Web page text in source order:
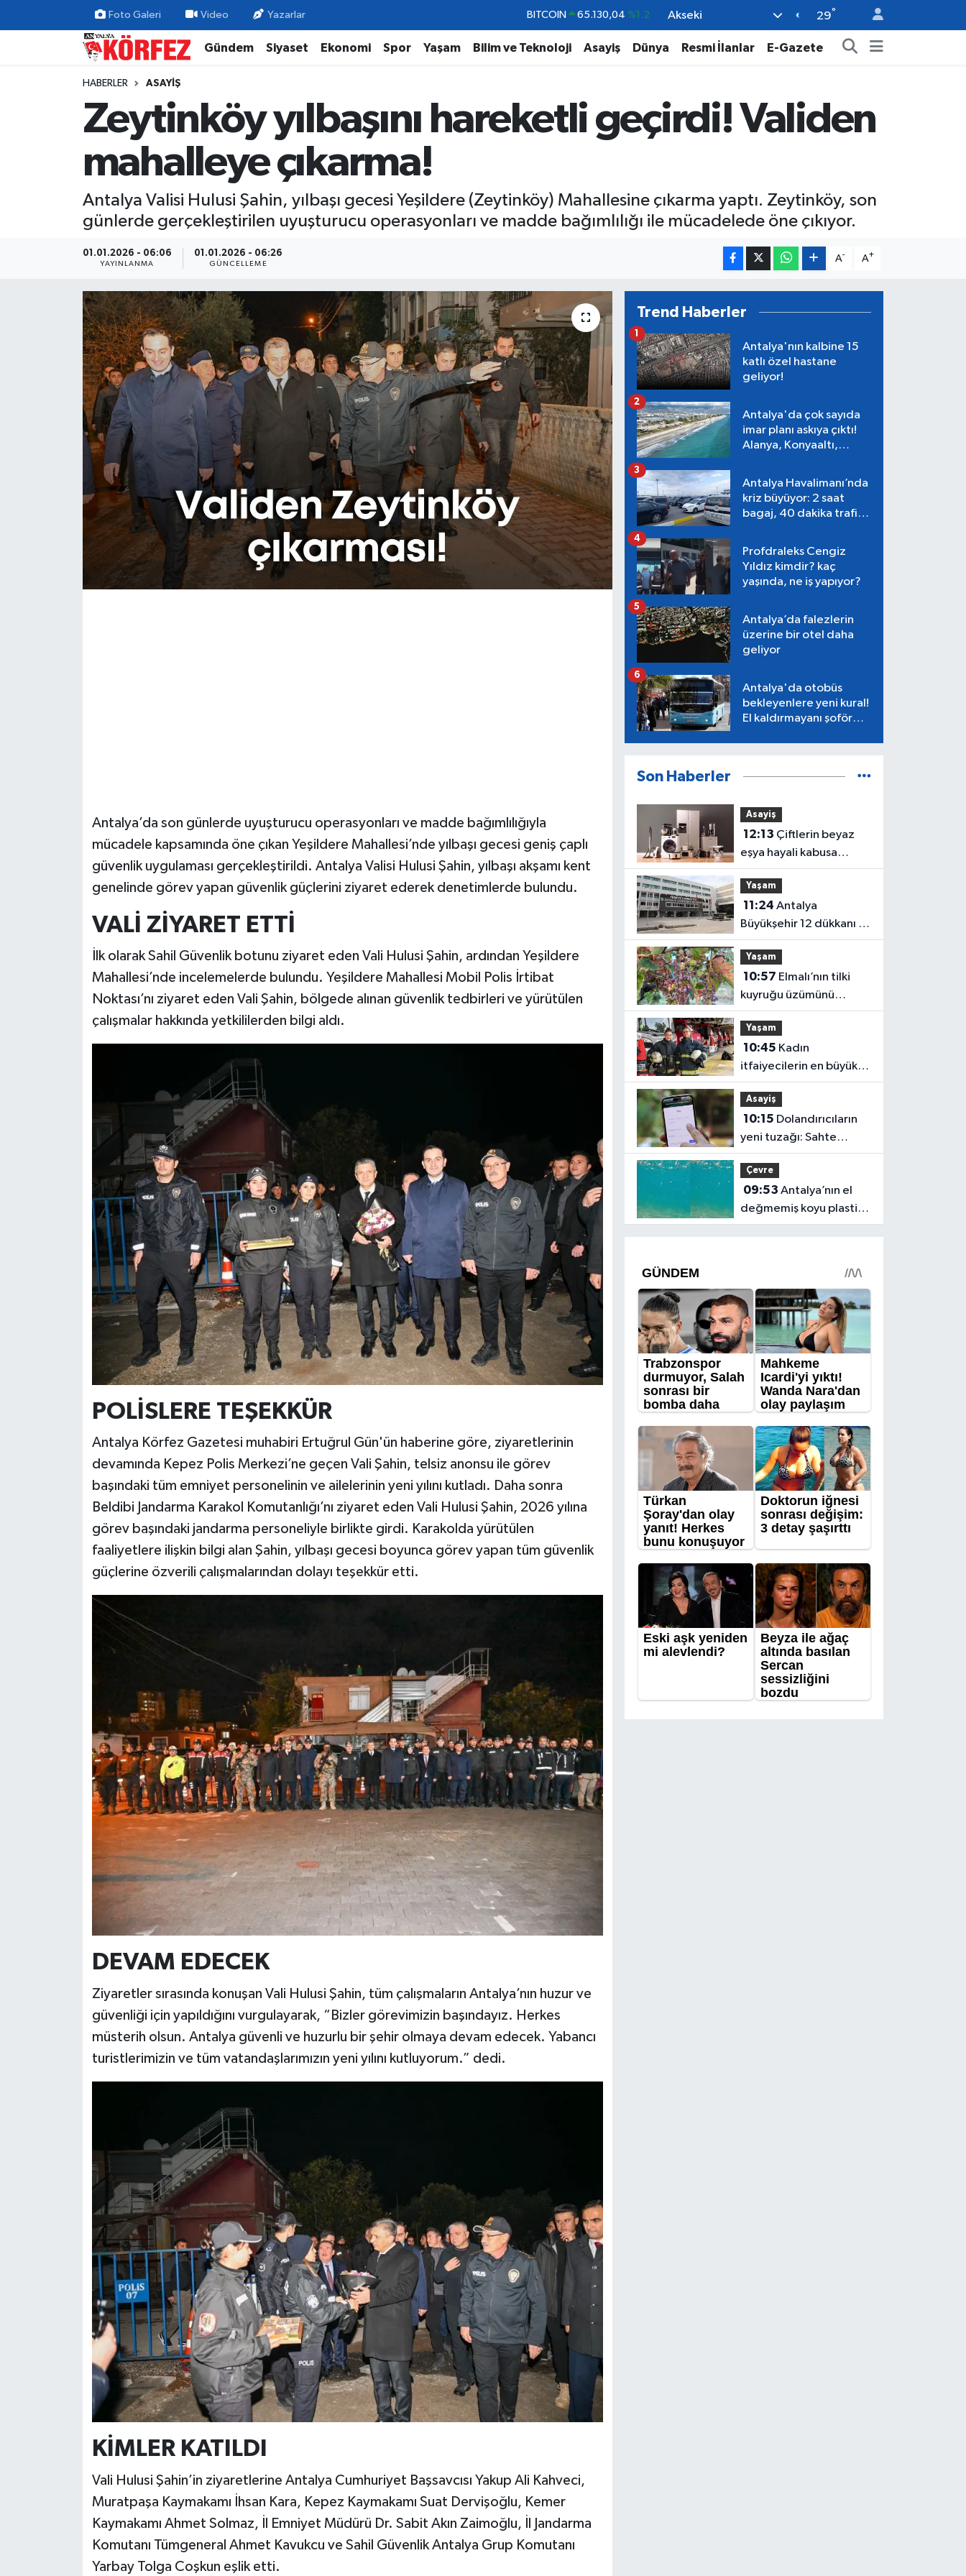
Foto Galeri Video Yazarlar DOLAR 47,7106 %0.17
EURO 55,1652 %0.27
BİST100 13.773 %-19
Akseki 29°
Gündem Siyaset Ekonomi Spor Yaşam Bilim ve Teknoloji Asayiş Dünya Resmi İlanlar E-Gazete
HABERLER ASAYIŞ
Zeytinköy yılbaşını hareketli geçirdi! Validen
mahalleye çıkarma!
Antalya Valisi Hulusi Şahin, yılbaşı gecesi Yeşildere (Zeytinköy) Mahallesine çıkarma yaptı. Zeytinköy, son
günlerde gerçekleştirilen uyuşturucu operasyonları ve madde bağımlılığı ile mücadelede öne çıkıyor.
01.01.2026 - 06:06
YAYINLANMA
01.01.2026 - 06:26
GÜNCELLEME
A- A+
Antalya’da son günlerde uyuşturucu operasyonları ve madde bağımlılığıyla
mücadele kapsamında öne çıkan Yeşildere Mahallesi’nde yılbaşı gecesi geniş çaplı
güvenlik uygulaması gerçekleştirildi. Antalya Valisi Hulusi Şahin, yılbaşı akşamı kent
genelinde görev yapan güvenlik güçlerini ziyaret ederek denetimlerde bulundu.
VALİ ZİYARET ETTİ
İlk olarak Sahil Güvenlik botunu ziyaret eden Vali Hulusi Şahin, ardından Yeşildere
Mahallesi’nde incelemelerde bulundu. Yeşildere Mahallesi Mobil Polis İrtibat
Noktası’nı ziyaret eden Vali Şahin, bölgede alınan güvenlik tedbirleri ve yürütülen
çalışmalar hakkında yetkililerden bilgi aldı.
POLİSLERE TEŞEKKÜR
Antalya Körfez Gazetesi muhabiri Ertuğrul Gün'ün haberine göre, ziyaretlerinin
devamında Kepez Polis Merkezi’ne geçen Vali Şahin, telsiz anonsu ile görev
başındaki tüm emniyet personelinin ve ailelerinin yeni yılını kutladı. Daha sonra
Beldibi Jandarma Karakol Komutanlığı’nı ziyaret eden Vali Hulusi Şahin, 2026 yılına
görev başındaki jandarma personeliyle birlikte girdi. Karakolda yürütülen
faaliyetlere ilişkin bilgi alan Şahin, yılbaşı gecesi boyunca görev yapan tüm güvenlik
güçlerine özverili çalışmalarından dolayı teşekkür etti.
DEVAM EDECEK
Ziyaretler sırasında konuşan Vali Hulusi Şahin, tüm çalışmaların Antalya’nın huzur ve
güvenliği için yapıldığını vurgulayarak, “Bizler görevimizin başındayız. Herkes
müsterih olsun. Antalya güvenli ve huzurlu bir şehir olmaya devam edecek. Yabancı
turistlerimizin ve tüm vatandaşlarımızın yeni yılını kutluyorum.” dedi.
KİMLER KATILDI
Vali Hulusi Şahin’in ziyaretlerine Antalya Cumhuriyet Başsavcısı Yakup Ali Kahveci,
Muratpaşa Kaymakamı İhsan Kara, Kepez Kaymakamı Suat Dervişoğlu, Kemer
Kaymakamı Ahmet Solmaz, İl Emniyet Müdürü Dr. Sabit Akın Zaimoğlu, İl Jandarma
Komutanı Tümgeneral Ahmet Kavukcu ve Sahil Güvenlik Antalya Grup Komutanı
Yarbay Tolga Coşkun eşlik etti.
Trend Haberler
Antalya'nın kalbine 15
katlı özel hastane
geliyor!
1
Antalya'da çok sayıda
imar planı askıya çıktı!
Alanya, Konyaaltı,
2
Antalya Havalimanı’nda
kriz büyüyor: 2 saat
bagaj, 40 dakika trafik,
3
Profdraleks Cengiz
Yıldız kimdir? kaç
yaşında, ne iş yapıyor?
4
Antalya’da falezlerin
üzerine bir otel daha
geliyor
5
Antalya'da otobüs
bekleyenlere yeni kural!
El kaldırmayanı şoför
6
Son Haberler
Asayiş
12:13
eşya hayali kabusa
döndü! Antalya’da
milyonluk dolandırıcılık
iddiası
Yaşam
11:24
Büyükşehir 12 dükkanı 3
yıllığına kiraya veriyor
Yaşam
10:57
kuyruğu üzümünü
mildiyö hastalığı vurdu
Yaşam
10:45
itfaiyecilerin en büyük
mücadelesi: Önyargılar
Asayiş
10:15
yeni tuzağı: Sahte
tebligatla e-Devlet
şifrelerini çalıyorlar
Çevre
09:53
değmemiş koyu plastik
çöplüğüne döndü!
Gündem
Yerel Yönetim
Magazin
Nöbetçi Eczaneler
Trafik Durumu
Süper Lig Puan Durumu ve Fikstür
Tüm Manşetler